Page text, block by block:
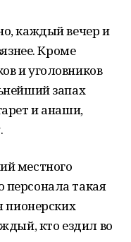
каждый вечер и
Кроме
и уголовников
запах
и анаши,
местного
такая
пионерских
кто ездил во